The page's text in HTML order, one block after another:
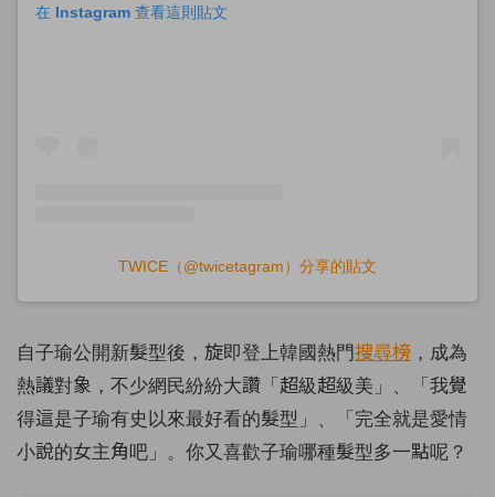
在 Instagram 查看這則貼文
TWICE（@twicetagram）分享的貼文
自子瑜公開新髮型後，旋即登上韓國熱門搜尋榜 ，成為
熱議對象，不少網民紛紛大讚「超級超級美」、「我覺
得這是子瑜有史以來最好看的髮型」、「完全就是愛情
小說的女主角吧」。你又喜歡子瑜哪種髮型多一點呢？